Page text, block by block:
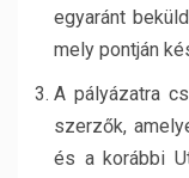
egyaránt
mely pontján
A pályázatra
szerzők,
és a korábbi